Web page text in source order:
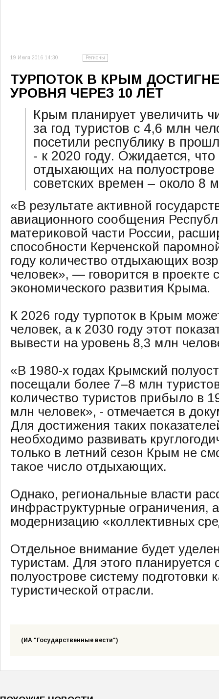
19 Июля 2016 14:30 Регионы
ТУРПОТОК В КРЫМ
УРОВНЯ ЧЕРЕЗ 10 ЛЕТ
Крым планирует увеличить
за год туристов с 4,6 млн
посетили республику в
- к 2020 году. Ожидается,
отдыхающих на полуострове
советских времен – около 8
«В результате активной
авиационного сообщения
материковой части России,
способности Керченской
году количество отдыхающих
человек», — говорится в проекте
экономического развития Крыма.
К 2026 году турпоток в Крым
человек, а к 2030 году этот
вывести на уровень 8,3 млн
«В 1980-х годах Крымский
посещали более 7–8 млн
количество туристов прибыло в
млн человек», - отмечается в
Для достижения таких
необходимо развивать
только в летний сезон Крым не
такое число отдыхающих.
Однако, региональные власти
инфраструктурные ограничения,
модернизацию «коллективных
Отдельное внимание будет
туристам. Для этого планируется
полуострове систему подготовки
туристической отрасли.
(ИА "Государственные вести")